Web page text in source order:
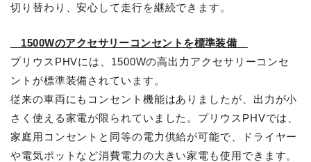
切り替わり、安心して走行を継続できます。
1500Wのアクセサリーコンセントを標準装備
プリウスPHVには、1500Wの高出力アクセサリーコンセ
ントが標準装備されています。
従来の車両にもコンセント機能はありましたが、出力が小
さく使える家電が限られていました。プリウスPHVでは、
家庭用コンセントと同等の電力供給が可能で、ドライヤー
や電気ポットなど消費電力の大きい家電も使用できます。